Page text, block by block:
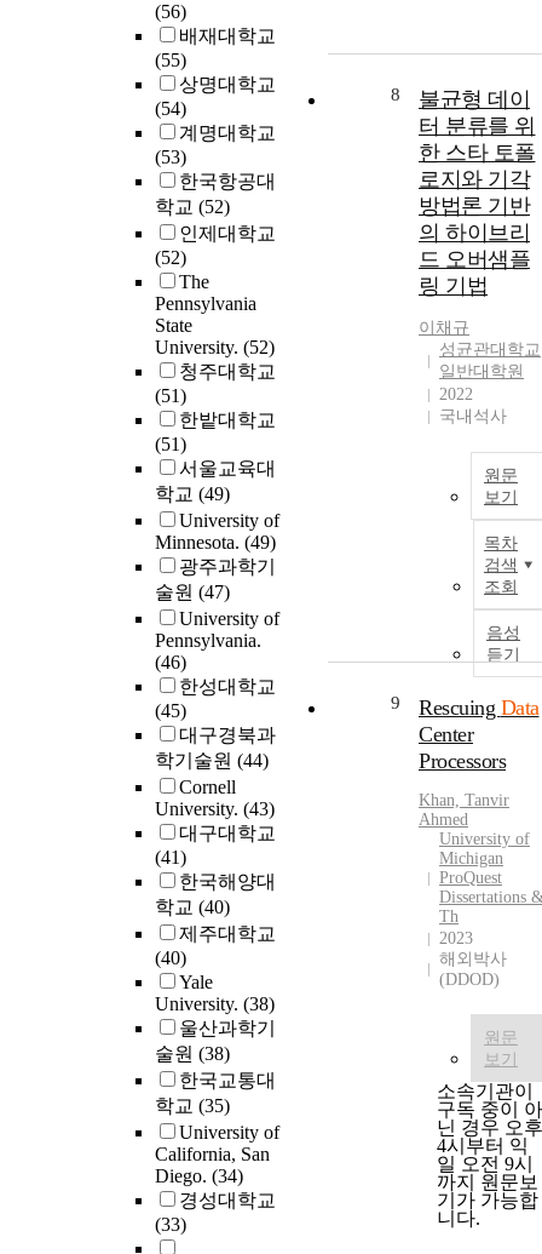
(56)
배재대학교
(55)
상명대학교
(54)
계명대학교
(53)
한국항공대
학교 (52)
인제대학교
(52)
The
Pennsylvania
State
University. (52)
청주대학교
(51)
한밭대학교
(51)
서울교육대
학교 (49)
University of
Minnesota. (49)
광주과학기
술원 (47)
University of
Pennsylvania.
(46)
한성대학교
(45)
대구경북과
학기술원 (44)
Cornell
University. (43)
대구대학교
(41)
한국해양대
학교 (40)
제주대학교
(40)
Yale
University. (38)
울산과학기
술원 (38)
한국교통대
학교 (35)
University of
California, San
Diego. (34)
경성대학교
(33)
8
불균형 데이
터 분류를 위
한 스타 토폴
로지와 기각
방법론 기반
의 하이브리
드 오버샘플
링 기법
이채규
성균관대학교
일반대학원
2022
국내석사
원문
보기
목차
검색
조회
음성
듣기
9 Rescuing Data
Center
Processors
Khan, Tanvir
Ahmed
University of
Michigan
ProQuest
Dissertations
Th
2023
해외박사
(DDOD)
원문
보기
소속기관이
구독 중이 아
닌 경우 오후
4시부터 익
일 오전 9시
까지 원문보
기가 가능합
니다.